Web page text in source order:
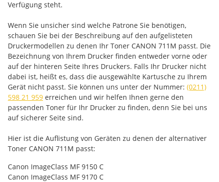
Verfügung steht.
Wenn Sie unsicher sind welche Patrone Sie benötigen,
schauen Sie bei der Beschreibung auf den aufgelisteten
Druckermodellen zu denen Ihr Toner CANON 711M passt. Die
Bezeichnung von Ihrem Drucker finden entweder vorne oder
auf der hinteren Seite Ihres Druckers. Falls Ihr Drucker nicht
dabei ist, heißt es, dass die ausgewählte Kartusche zu Ihrem
Gerät nicht passt. Sie können uns unter der Nummer: (0211)
598 21 959 erreichen und wir helfen Ihnen gerne den
passenden Toner für Ihr Drucker zu finden, denn Sie bei uns
auf sicherer Seite sind.
Hier ist die Auflistung von Geräten zu denen der alternativer
Toner CANON 711M passt:
Canon ImageClass MF 9150 C
Canon ImageClass MF 9170 C